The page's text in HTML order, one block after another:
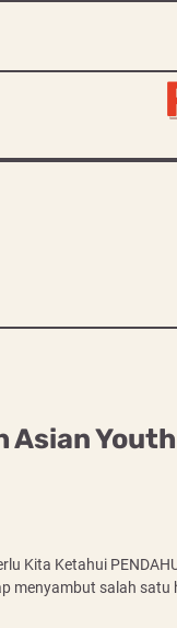
Kita Ketahui
menyambut salah